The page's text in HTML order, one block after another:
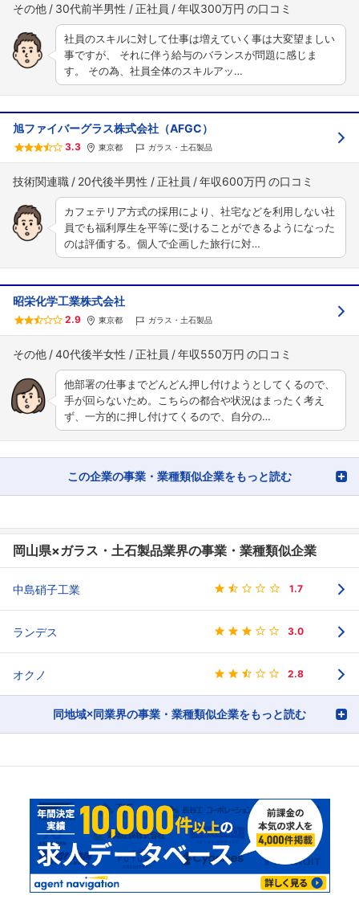
その他 30代前半男性 正社員 年収300万円
社員のスキルに対して仕事は増えていく事は大変望ましい
事ですが、 それに伴う給与のバランスが問題に感じま
す。 その為、社員全体のスキルアッ…
旭ファイバーグラス株式会社（AFGC）
3.3 東京都 ガラス・土石製品
技術関連職 20代後半男性 正社員 年収600万円
カフェテリア方式の採用により、社宅などを利用しない社
員でも福利厚生を平等に受けることができるようになった
のは評価する。個人で企画した旅行に対…
昭栄化学工業株式会社
2.9 東京都 ガラス・土石製品
その他 40代後半女性 正社員 年収550万円
他部署の仕事までどんどん押し付けようとしてくるので、
手が回らないため。こちらの都合や状況はまったく考え
ず、一方的に押し付けてくるので、自分の…
この企業の事業・業種類似企業をもっと読む
岡山県×ガラス・土石製品業界の事業・業種類似企業
中島硝子工業 1.7
ランデス 3.0
オクノ 2.8
同地域×同業界の事業・業種類似企業をもっと読む